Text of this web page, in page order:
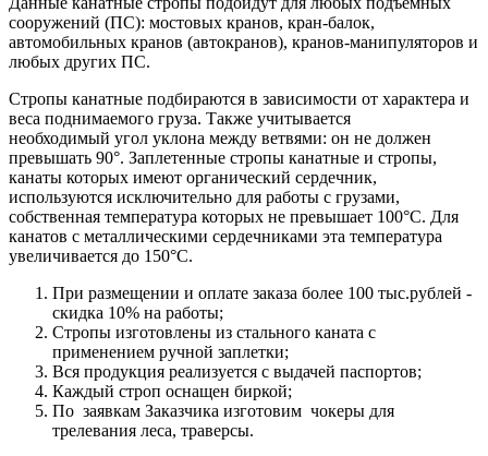
сооружений (ПС): мостовых кранов, кран-балок,
автомобильных кранов (автокранов), кранов-манипуляторов и
любых других ПС.
Стропы канатные подбираются в зависимости от характера и
веса поднимаемого груза. Также учитывается
необходимый угол уклона между ветвями: он не должен
превышать 90°. Заплетенные стропы канатные и стропы,
канаты которых имеют органический сердечник,
используются исключительно для работы с грузами,
собственная температура которых не превышает 100°С. Для
канатов с металлическими сердечниками эта температура
увеличивается до 150°С.
При размещении и оплате заказа более 100 тыс.рублей -
скидка 10% на работы;
Стропы изготовлены из стального каната с
применением ручной заплетки;
Вся продукция реализуется с выдачей паспортов;
Каждый строп оснащен биркой;
По заявкам Заказчика изготовим чокеры для
трелевания леса, траверсы.